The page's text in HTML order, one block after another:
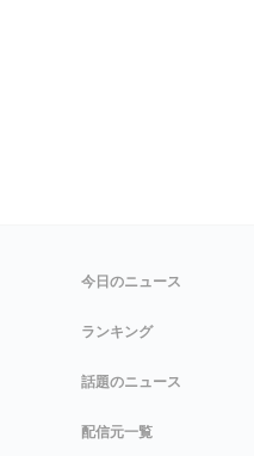
今日のニュース
ランキング
話題のニュース
配信元一覧